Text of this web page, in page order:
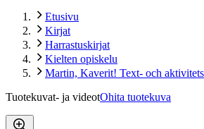
Etusivu
Kirjat
Harrastuskirjat
Kielten opiskelu
Martin, Kaverit! Text- och
Tuotekuvat- ja videotOhita tuotekuva